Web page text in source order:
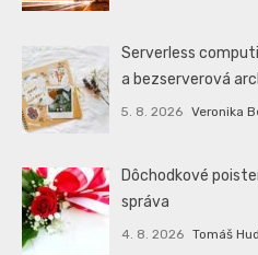
Serverless
a bezserverová
5. 8. 2026 Veronika
Dôchodkové
správa
4. 8. 2026 Tomáš